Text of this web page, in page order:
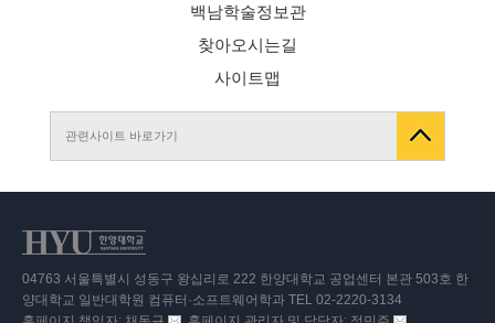
백남학술정보관
찾아오시는길
사이트맵
04763 서울특별시 성동구 왕십리로 222 한양대학교 공업센터 본관 503호 한
양대학교 일반대학원 컴퓨터·소프트웨어학과 TEL 02-2220-3134
관련사이트 바로가기